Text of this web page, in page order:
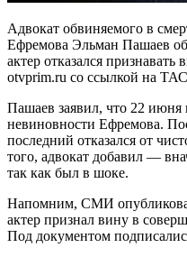
Адвокат обвиняемого в
Ефремова Эльман Пашаев
актер отказался
otvprim.ru со ссылкой на
Пашаев заявил, что 22 июня
невиновности Ефремова.
последний отказался от
того, адвокат добавил —
так как был в шоке.
Напомним, СМИ
актер признал вину в
Под документом